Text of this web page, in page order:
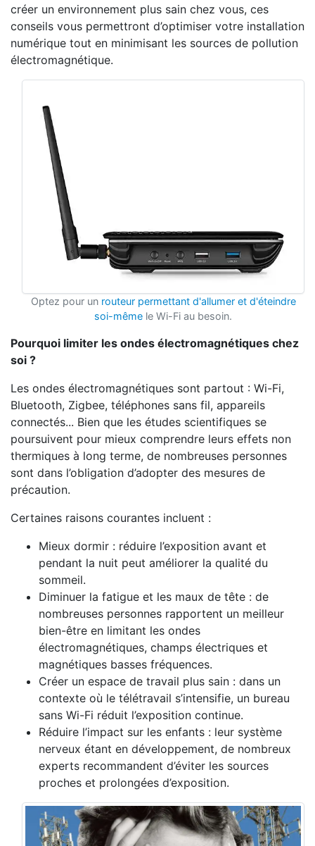
créer un environnement plus sain chez vous, ces
conseils vous permettront d’optimiser votre installation
numérique tout en minimisant les sources de pollution
électromagnétique.
Optez pour un routeur permettant d'allumer et d'éteindre
soi-même le Wi-Fi au besoin.
Pourquoi limiter les ondes électromagnétiques chez
soi ?
Les ondes électromagnétiques sont partout : Wi-Fi,
Bluetooth, Zigbee, téléphones sans fil, appareils
connectés... Bien que les études scientifiques se
poursuivent pour mieux comprendre leurs effets non
thermiques à long terme, de nombreuses personnes
sont dans l’obligation d’adopter des mesures de
précaution.
Certaines raisons courantes incluent :
Mieux dormir : réduire l’exposition avant et
pendant la nuit peut améliorer la qualité du
sommeil.
Diminuer la fatigue et les maux de tête : de
nombreuses personnes rapportent un meilleur
bien-être en limitant les ondes
électromagnétiques, champs électriques et
magnétiques basses fréquences.
Créer un espace de travail plus sain : dans un
contexte où le télétravail s’intensifie, un bureau
sans Wi-Fi réduit l’exposition continue.
Réduire l’impact sur les enfants : leur système
nerveux étant en développement, de nombreux
experts recommandent d’éviter les sources
proches et prolongées d’exposition.